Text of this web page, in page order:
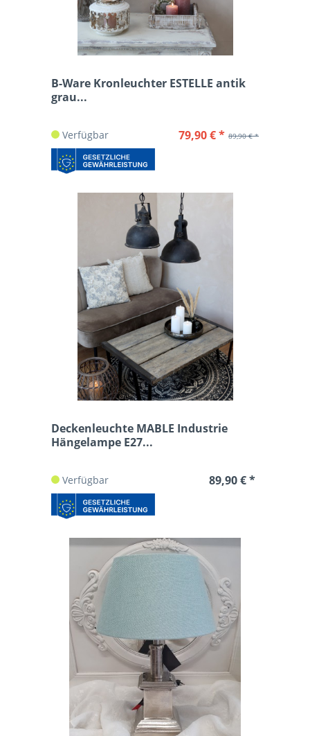
B-Ware Kronleuchter ESTELLE antik
grau...
Verfügbar 89,90 € *
79,90 € *
Deckenleuchte MABLE Industrie
Hängelampe E27...
Verfügbar 89,90 € *